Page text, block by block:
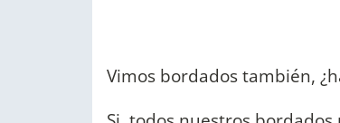
Vimos bordados también,